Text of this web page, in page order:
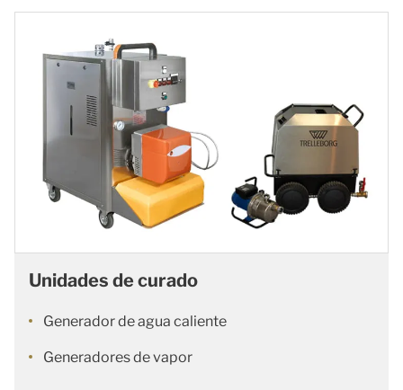
Unidades de curado
Generador de agua caliente
Generadores de vapor